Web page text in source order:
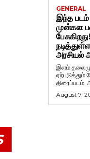
GENERAL
இந்த படம்
முன்கள
அரசியல்
இளம்
ஏற்படுத்தும்
திரைப்படம்.
August 7,